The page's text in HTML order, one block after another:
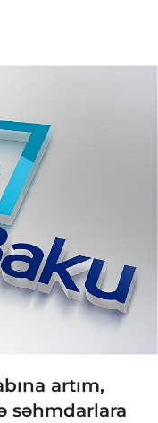
artım,
səhmdarlara